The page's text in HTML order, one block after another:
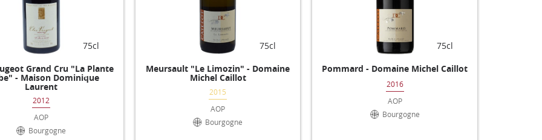
75cl
Grand Cru "La Plante
- Maison Dominique
Laurent
2012
AOP
Bourgogne
75cl
Meursault "Le Limozin" - Domaine
Michel Caillot
2015
AOP
Bourgogne
75cl
Pommard - Domaine Michel Caillot
2016
AOP
Bourgogne